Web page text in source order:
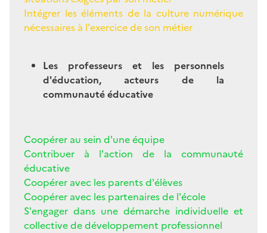
Intégrer les éléments de la culture numérique
nécessaires à l'exercice de son métier
Les professeurs et les personnels
d'éducation, acteurs de la
communauté éducative
Coopérer au sein d'une équipe
Contribuer à l'action de la communauté
éducative
Coopérer avec les parents d'élèves
Coopérer avec les partenaires de l'école
S'engager dans une démarche individuelle et
collective de développement professionnel